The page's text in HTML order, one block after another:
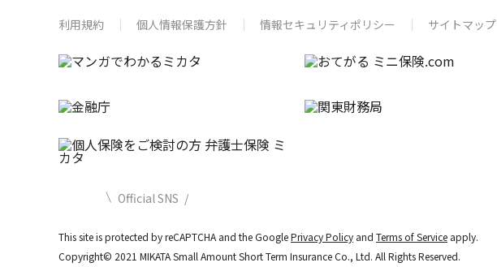
利用規約 個人情報保護方針 情報セキュリティポリシー サイトマップ
Official SNS
This site is protected by reCAPTCHA and the GooglePrivacy Policy and Terms of Service apply.
Copyright© 2021 MIKATA Small Amount Short Term Insurance Co., Ltd. All Rights Reserved.